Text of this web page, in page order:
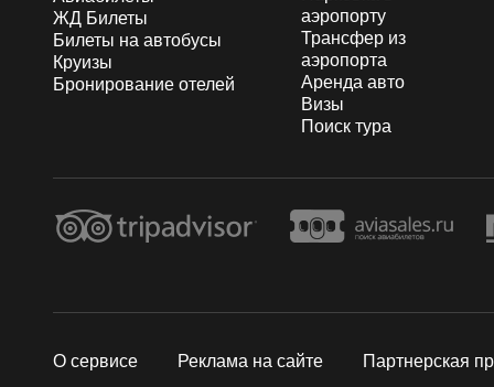
ЖД Билеты
Билеты на автобусы
Круизы
Бронирование отелей
аэропорту
Трансфер из
аэропорта
Аренда авто
Визы
Поиск тура
О сервисе Реклама на сайте Партнерская